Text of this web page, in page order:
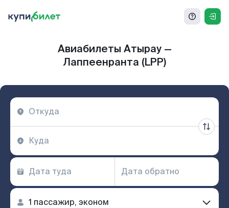
Авиабилеты Атырау —
Лаппеенранта (LPP)